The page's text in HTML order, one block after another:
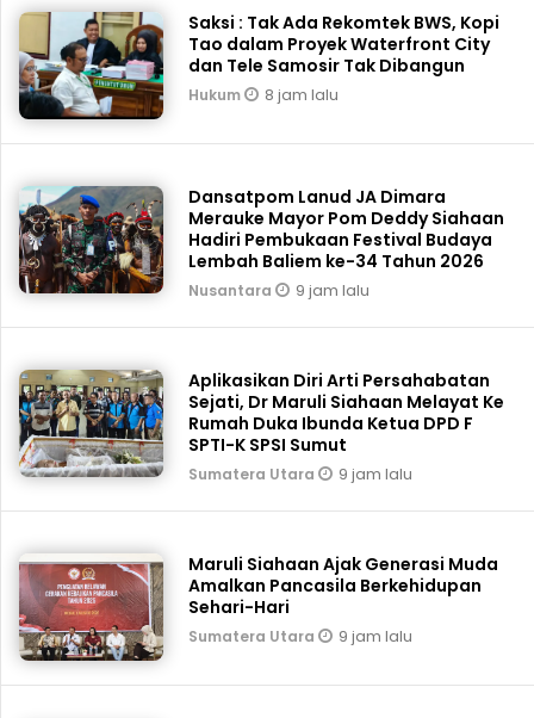
Saksi : Tak Ada Rekomtek BWS, Kopi
Tao dalam Proyek Waterfront City
dan Tele Samosir Tak Dibangun
Hukum 8 jam lalu
Dansatpom Lanud JA Dimara
Merauke Mayor Pom Deddy Siahaan
Hadiri Pembukaan Festival Budaya
Lembah Baliem ke-34 Tahun 2026
Nusantara 9 jam lalu
Aplikasikan Diri Arti Persahabatan
Sejati, Dr Maruli Siahaan Melayat Ke
Rumah Duka Ibunda Ketua DPD F
SPTI-K SPSI Sumut
Sumatera Utara 9 jam lalu
Maruli Siahaan Ajak Generasi Muda
Amalkan Pancasila Berkehidupan
Sehari-Hari
Sumatera Utara 9 jam lalu